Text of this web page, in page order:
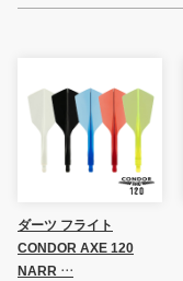
ダーツ フライト
CONDOR AXE 120
NARR …